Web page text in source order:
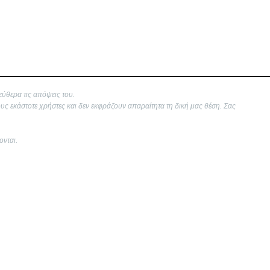
τις απόψεις του.
εκάστοτε χρήστες και δεν εκφράζουν απαραίτητα τη δική μας θέση. Σας